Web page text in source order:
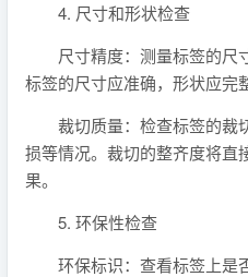
4. 尺寸和形状检查
尺寸精度：测量标签的尺寸
标签的尺寸应准确，形状应完
裁切质量：检查标签的裁
损等情况。裁切的整齐度将直
果。
5. 环保性检查
环保标识：查看标签上是否